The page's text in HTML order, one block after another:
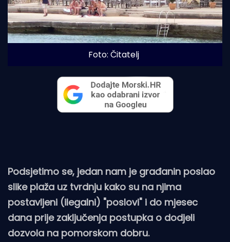
Foto: Čitatelj
Podsjetimo se, jedan nam je građanin poslao
slike plaža uz tvrdnju kako su na njima
postavljeni (ilegalni) "poslovi" i do mjesec
dana prije zaključenja postupka o dodjeli
dozvola na pomorskom dobru.